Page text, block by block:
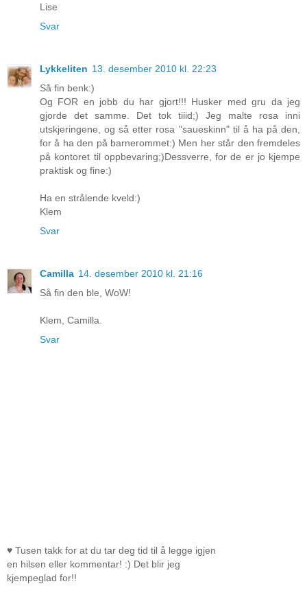
Lise
Svar
Lykkeliten 13. desember 2010 kl. 22:23
Så fin benk:)
Og FOR en jobb du har gjort!!! Husker med gru da jeg
gjorde det samme. Det tok tiiid;) Jeg malte rosa inni
utskjeringene, og så etter rosa "saueskinn" til å ha på den,
for å ha den på barnerommet:) Men her står den fremdeles
på kontoret til oppbevaring;)Dessverre, for de er jo kjempe
praktisk og fine:)
Ha en strålende kveld:)
Klem
Svar
Camilla 14. desember 2010 kl. 21:16
Så fin den ble, WoW!
Klem, Camilla.
Svar
♥ Tusen takk for at du tar deg tid til å legge igjen
en hilsen eller kommentar! :) Det blir jeg
kjempeglad for!!